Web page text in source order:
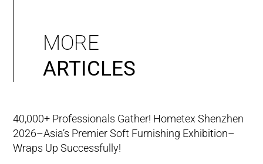
MORE
ARTICLES
40,000+ Professionals Gather! Hometex Shenzhen
2026–Asia’s Premier Soft Furnishing Exhibition–
Wraps Up Successfully!